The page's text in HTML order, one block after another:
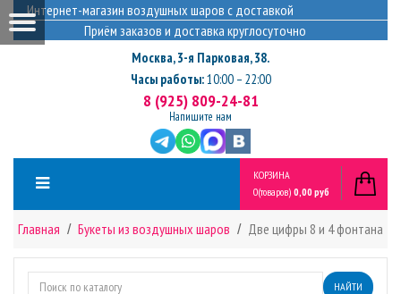
Интернет-магазин воздушных шаров с доставкой
Приём заказов и доставка круглосуточно
Москва,3-я Парковая, 38.
Часы работы:10:00 – 22:00
8 (925) 809-24-81
Напишите нам
КОРЗИНА
0(товаров) 0,00 руб
Главная Букеты из воздушных шаров Две цифры 8 и 4 фонтана
НАЙТИ